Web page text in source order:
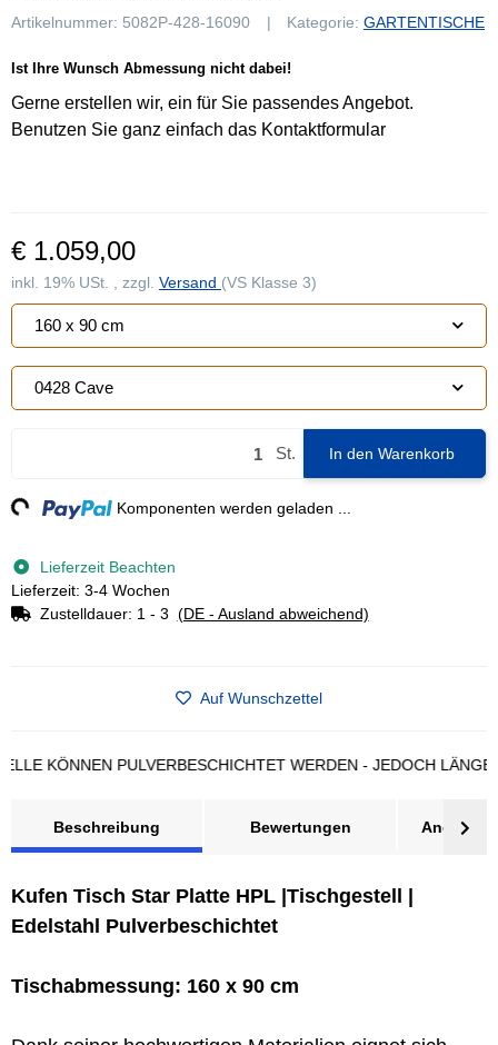
Artikelnummer: 5082P-428-16090 Kategorie: GARTENTISCHE
Ist Ihre Wunsch Abmessung nicht dabei!
Gerne erstellen wir, ein für Sie passendes Angebot.
Benutzen Sie ganz einfach das Kontaktformular
€ 1.059,00
inkl. 19% USt. , zzgl. Versand (VS Klasse 3)
160 x 90 cm
0428 Cave
St. In den Warenkorb
Komponenten werden geladen ...
Lieferzeit Beachten
Lieferzeit: 3-4 Wochen
Zustelldauer: 1 - 3 (DE - Ausland abweichend)
Auf Wunschzettel
PULVERBESCHICHTET WERDEN - JEDOCH LÄNGERE
Beschreibung Bewertungen Angebot
Kufen Tisch Star Platte HPL |Tischgestell |
Edelstahl Pulverbeschichtet
Tischabmessung: 160 x 90 cm